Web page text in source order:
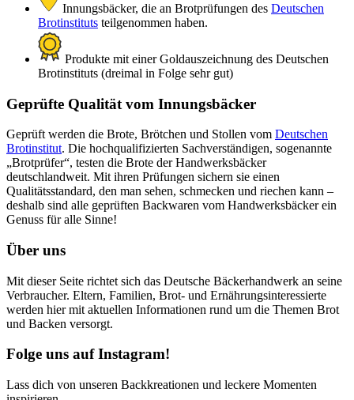
Innungsbäcker, die an Brotprüfungen des Deutschen
Brotinstituts teilgenommen haben.
Produkte mit einer Goldauszeichnung des Deutschen
Brotinstituts (dreimal in Folge sehr gut)
Geprüfte Qualität vom Innungsbäcker
Geprüft werden die Brote, Brötchen und Stollen vom Deutschen
Brotinstitut. Die hochqualifizierten Sachverständigen, sogenannte
„Brotprüfer“, testen die Brote der Handwerksbäcker
deutschlandweit. Mit ihren Prüfungen sichern sie einen
Qualitätsstandard, den man sehen, schmecken und riechen kann –
deshalb sind alle geprüften Backwaren vom Handwerksbäcker ein
Genuss für alle Sinne!
Über uns
Mit dieser Seite richtet sich das Deutsche Bäckerhandwerk an seine
Verbraucher. Eltern, Familien, Brot- und Ernährungsinteressierte
werden hier mit aktuellen Informationen rund um die Themen Brot
und Backen versorgt.
Folge uns auf Instagram!
Lass dich von unseren Backkreationen und leckere Momenten